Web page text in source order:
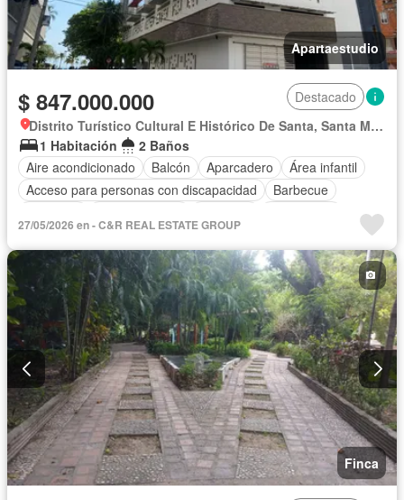
Apartaestudio
$ 847.000.000
Destacado
Distrito Turístico Cultural E Histórico De Santa, Santa Marta
1 Habitación
2 Baños
Aire acondicionado
Balcón Aparcadero
Área infantil
Acceso para personas con discapacidad
Barbecue
Vista panorámica
Seguridad privada
27/05/2026 en - C&R REAL ESTATE GROUP
Finca